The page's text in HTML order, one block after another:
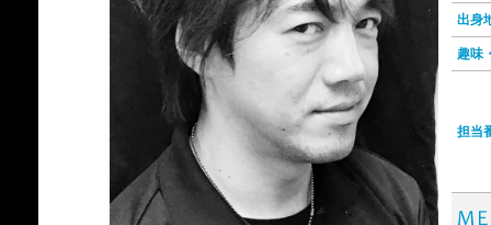
出
趣味
担